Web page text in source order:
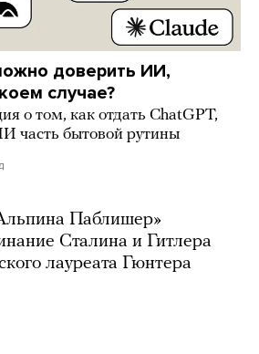
доверить ИИ,
случае?
о том, как отдать ChatGPT,
часть бытовой рутины
Паблишер»
Сталина и Гитлера
лауреата Гюнтера